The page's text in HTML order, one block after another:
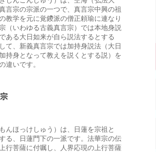
言宗の宗派の一つで、真言宗中興の祖
教学を元に覚鑁派の僧正頼瑜に連なり
（いわゆる古義真言宗）では本地身説
ある大日如来が自ら説法するとする
て、新義真言宗では加持身説法（大日
持身となって教えを説くとする説）を
違いです。
んほっけしゅう）は、日蓮を宗祖と
る、日蓮門下の一派です。法華宗の伝
行菩薩に付嘱し、人界応現の上行菩薩